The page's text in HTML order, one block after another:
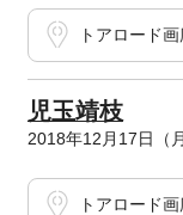
トアロード
児玉靖枝
2018年12月17日（
トアロード